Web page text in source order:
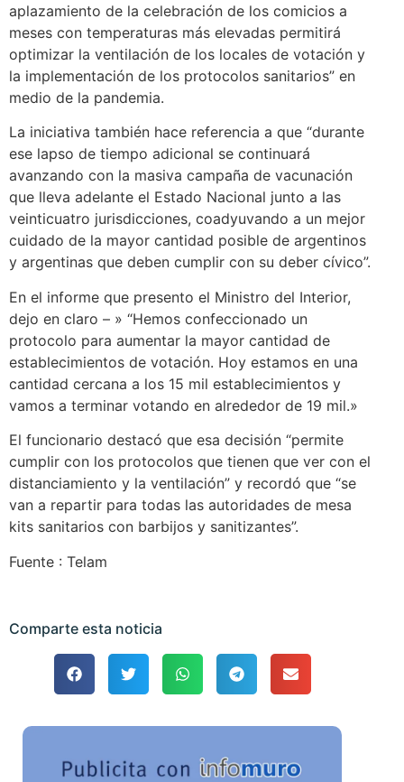
aplazamiento de la celebración de los comicios a
meses con temperaturas más elevadas permitirá
optimizar la ventilación de los locales de votación y
la implementación de los protocolos sanitarios” en
medio de la pandemia.
La iniciativa también hace referencia a que “durante
ese lapso de tiempo adicional se continuará
avanzando con la masiva campaña de vacunación
que lleva adelante el Estado Nacional junto a las
veinticuatro jurisdicciones, coadyuvando a un mejor
cuidado de la mayor cantidad posible de argentinos
y argentinas que deben cumplir con su deber cívico”.
En el informe que presento el Ministro del Interior,
dejo en claro – » “Hemos confeccionado un
protocolo para aumentar la mayor cantidad de
establecimientos de votación. Hoy estamos en una
cantidad cercana a los 15 mil establecimientos y
vamos a terminar votando en alrededor de 19 mil.»
El funcionario destacó que esa decisión “permite
cumplir con los protocolos que tienen que ver con el
distanciamiento y la ventilación” y recordó que “se
van a repartir para todas las autoridades de mesa
kits sanitarios con barbijos y sanitizantes”.
Fuente : Telam
Comparte esta noticia